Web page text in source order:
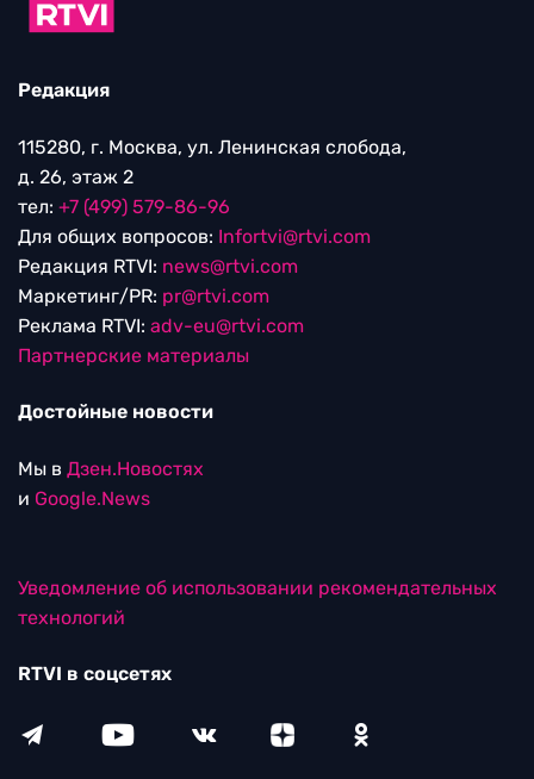
Редакция
115280, г. Москва, ул. Ленинская слобода,
д. 26, этаж 2
тел: +7 (499) 579-86-96
Для общих вопросов: Infortvi@rtvi.com
Редакция RTVI: news@rtvi.com
Маркетинг/PR: pr@rtvi.com
Реклама RTVI: adv-eu@rtvi.com
Партнерские материалы
Достойные новости
Мы в Дзен.Новостях
и Google.News
Уведомление об использовании рекомендательных
технологий
RTVI в соцсетях